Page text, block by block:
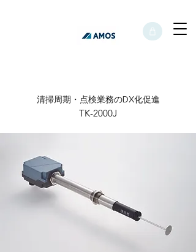
​清掃周期・点検業務のDX化促進
TK-2000J